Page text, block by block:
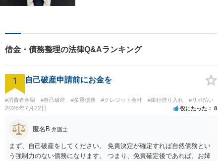
を抱え込まず、まずは一度ご
相談ください！
借金・債務整理の法律Q&Aランキング
1 自己破産申請前にお金を
#消費者金融 #自己破産 #多重債務 #クレジット会社 #銀行借り入れ #リボ払い
2026年7月22日 役にたった 8
匿名B 弁護士
まず、自己破産をしてください。 免責決定が確定すれば自然債務とい
う強制力のない債務になります。 つまり、免責確定後であれば、お姉